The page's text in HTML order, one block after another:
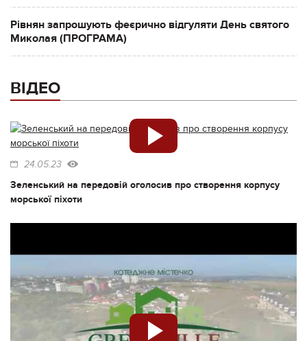
Рівнян запрошують феєрично відгуляти День святого
Миколая (ПРОГРАМА)
ВІДЕО
24.05.23
Зеленський на передовій оголосив про створення корпусу
морської піхоти